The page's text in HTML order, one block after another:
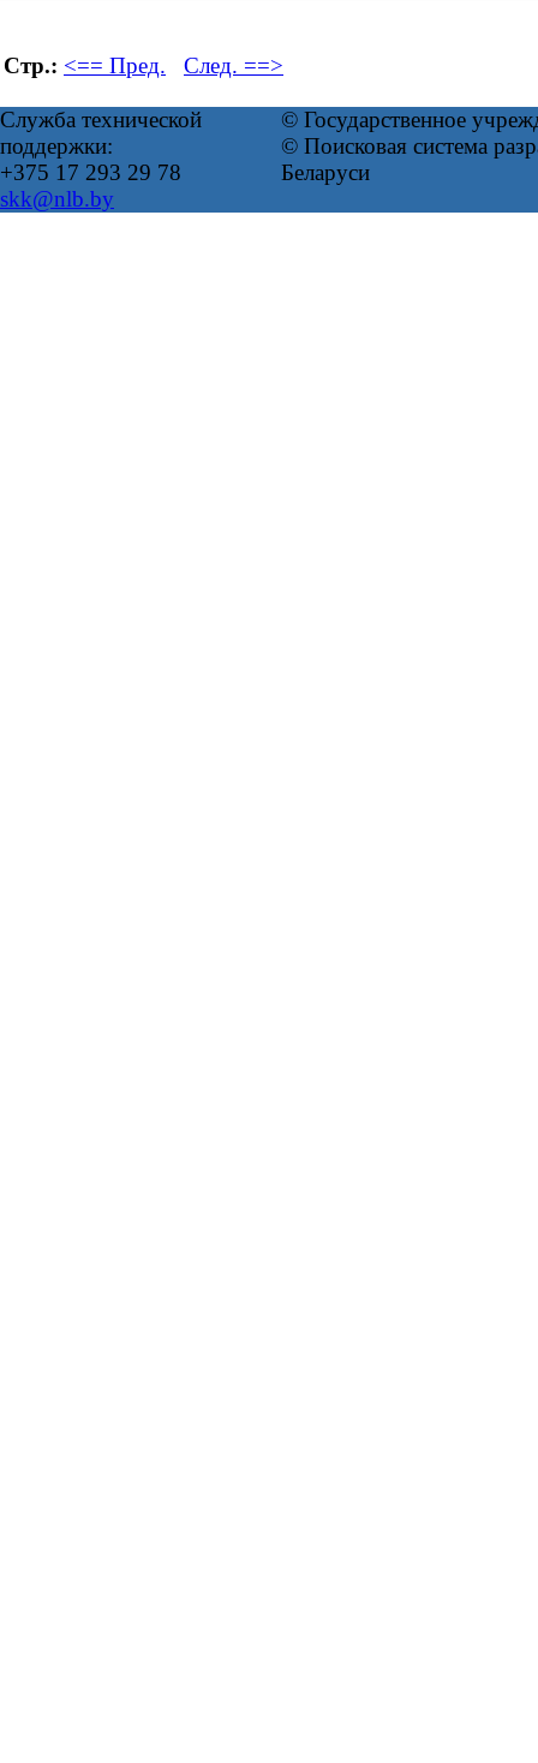
Стр.: <== Пред. След. ==>
Служба технической
поддержки:
+375 17 293 29 78
skk@nlb.by
© Государственное
© Поисковая система
Беларуси